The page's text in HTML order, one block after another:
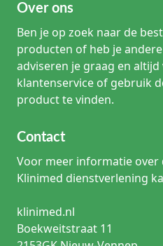
Over ons
Ben je op zoek naar de
producten of heb je
adviseren je graag en
klantenservice of gebruik
product te vinden.
Contact
Voor meer informatie over
Klinimed dienstverlening
klinimed.nl
Boekweitstraat 11